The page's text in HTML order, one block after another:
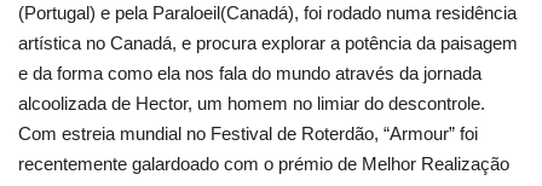
(Portugal) e pela Paraloeil(Canadá), foi rodado numa residência
artística no Canadá, e procura explorar a potência da paisagem
e da forma como ela nos fala do mundo através da jornada
alcoolizada de Hector, um homem no limiar do descontrole.
Com estreia mundial no Festival de Roterdão, “Armour” foi
recentemente galardoado com o prémio de Melhor Realização